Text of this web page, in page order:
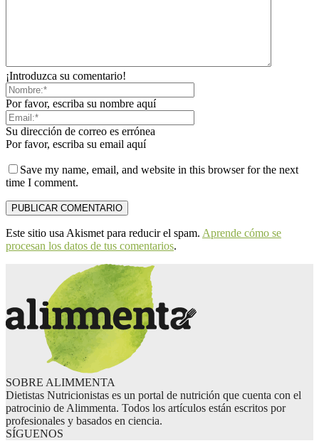
¡Introduzca su comentario!
Por favor, escriba su nombre aquí
Su dirección de correo es errónea
Por favor, escriba su email aquí
Save my name, email, and website in this browser for the next
time I comment.
Este sitio usa Akismet para reducir el spam. Aprende cómo se
procesan los datos de tus comentarios.
SOBRE ALIMMENTA
Dietistas Nutricionistas es un portal de nutrición que cuenta con el
patrocinio de Alimmenta. Todos los artículos están escritos por
profesionales y basados en ciencia.
SÍGUENOS